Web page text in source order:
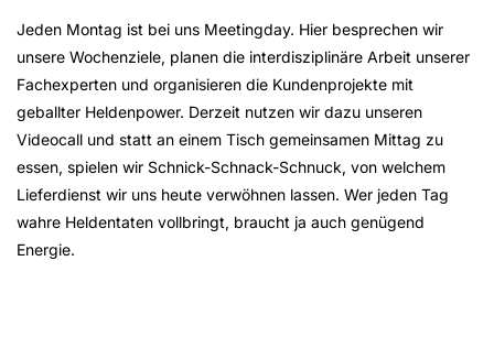
Jeden Montag ist bei uns Meetingday. Hier besprechen wir
unsere Wochenziele, planen die interdisziplinäre Arbeit unserer
Fachexperten und organisieren die Kundenprojekte mit
geballter Heldenpower. Derzeit nutzen wir dazu unseren
Videocall und statt an einem Tisch gemeinsamen Mittag zu
essen, spielen wir Schnick-Schnack-Schnuck, von welchem
Lieferdienst wir uns heute verwöhnen lassen. Wer jeden Tag
wahre Heldentaten vollbringt, braucht ja auch genügend
Energie.